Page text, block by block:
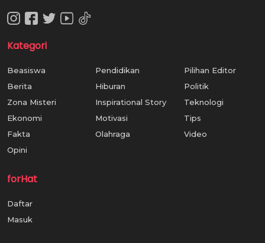
Kategori
Beasiswa
Berita
Zona Misteri
Ekonomi
Fakta
Opini
Pendidikan
Hiburan
Inspirational Story
Motivasi
Olahraga
Pilihan Editor
Politik
Teknologi
Tips
Video
forHat
Daftar
Masuk